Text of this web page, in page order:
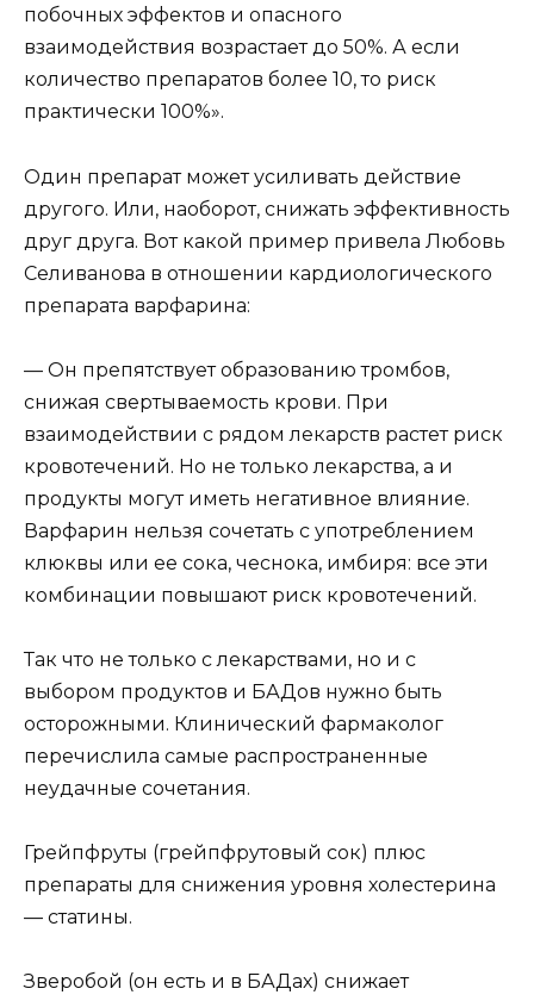
побочных эффектов и опасного
взаимодействия возрастает до 50%. А если
количество препаратов более 10, то риск
практически 100%».
Один препарат может усиливать действие
другого. Или, наоборот, снижать эффективность
друг друга. Вот какой пример привела Любовь
Селиванова в отношении кардиологического
препарата варфарина:
— Он препятствует образованию тромбов,
снижая свертываемость крови. При
взаимодействии с рядом лекарств растет риск
кровотечений. Но не только лекарства, а и
продукты могут иметь негативное влияние.
Варфарин нельзя сочетать с употреблением
клюквы или ее сока, чеснока, имбиря: все эти
комбинации повышают риск кровотечений.
Так что не только с лекарствами, но и с
выбором продуктов и БАДов нужно быть
осторожными. Клинический фармаколог
перечислила самые распространенные
неудачные сочетания.
Грейпфруты (грейпфрутовый сок) плюс
препараты для снижения уровня холестерина
— статины.
Зверобой (он есть и в БАДах) снижает